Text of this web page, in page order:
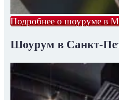
Подробнее о шоуруме в
Шоурум в Санкт-